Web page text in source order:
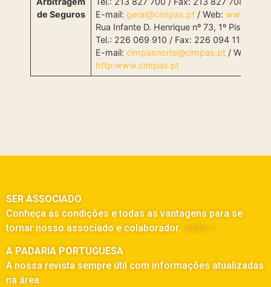
de Seguros
E-mail:geral@cimpas.pt / Web:
Rua Infante D. Henrique nº 73, 1º Piso –
Tel.: 226 069 910 / Fax: 226 094 110
E-mail:cimpasnorte@cimpas.pt / Web:
http:www.cimpas.pt
SER ASSOCIADO
Conheça as condições e todas as vantagens para se
tornar nosso associado e colaborador. +info »
A PADARIA PORTUGUESA
A nossa revista sempre útil com informações atualizadas
na área.